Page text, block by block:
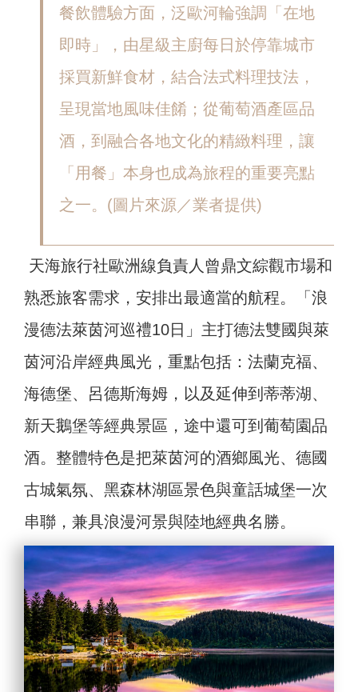
餐飲體驗方面，泛歐河輪強調「在地
即時」，由星級主廚每日於停靠城市
採買新鮮食材，結合法式料理技法，
呈現當地風味佳餚；從葡萄酒產區品
酒，到融合各地文化的精緻料理，讓
「用餐」本身也成為旅程的重要亮點
之一。(圖片來源／業者提供)
天海旅行社歐洲線負責人曾鼎文綜觀市場和
熟悉旅客需求，安排出最適當的航程。「浪
漫德法萊茵河巡禮10日」主打德法雙國與萊
茵河沿岸經典風光，重點包括：法蘭克福、
海德堡、呂德斯海姆，以及延伸到蒂蒂湖、
新天鵝堡等經典景區，途中還可到葡萄園品
酒。整體特色是把萊茵河的酒鄉風光、德國
古城氣氛、黑森林湖區景色與童話城堡一次
串聯，兼具浪漫河景與陸地經典名勝。